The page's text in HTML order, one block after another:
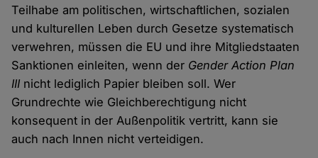
Teilhabe am politischen, wirtschaftlichen, sozialen
und kulturellen Leben durch Gesetze systematisch
verwehren, müssen die EU und ihre Mitgliedstaaten
Sanktionen einleiten, wenn der Gender Action Plan
III nicht lediglich Papier bleiben soll. Wer
Grundrechte wie Gleichberechtigung nicht
konsequent in der Außenpolitik vertritt, kann sie
auch nach Innen nicht verteidigen.